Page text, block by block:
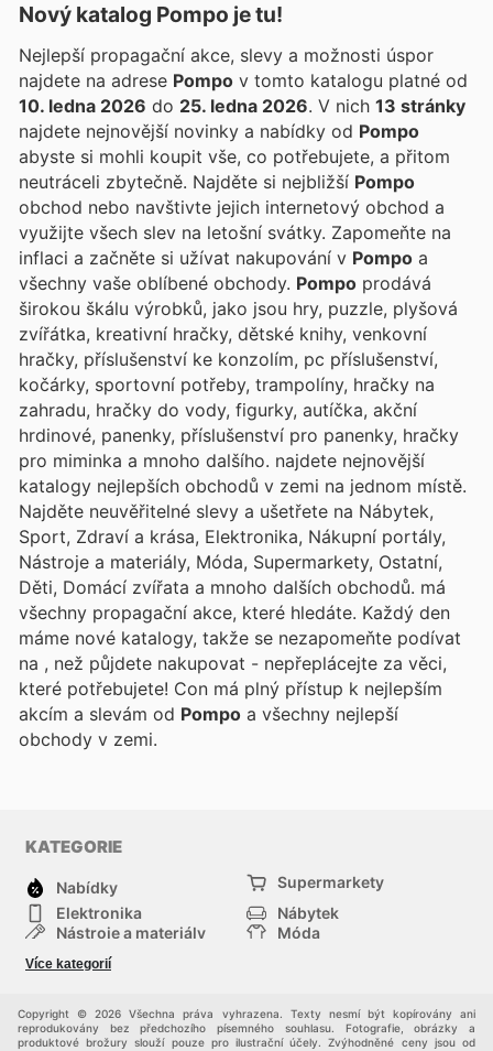
Nový katalog Pompo je tu!
Nejlepší propagační akce, slevy a možnosti úspor
najdete na adrese Pompo v tomto katalogu platné od
10. ledna 2026 do 25. ledna 2026 . V nich 13 stránky
najdete nejnovější novinky a nabídky od Pompo
abyste si mohli koupit vše, co potřebujete, a přitom
neutráceli zbytečně. Najděte si nejbližší Pompo
obchod nebo navštivte jejich internetový obchod a
využijte všech slev na letošní svátky. Zapomeňte na
inflaci a začněte si užívat nakupování v Pompo a
všechny vaše oblíbené obchody. Pompo prodává
širokou škálu výrobků, jako jsou hry, puzzle, plyšová
zvířátka, kreativní hračky, dětské knihy, venkovní
hračky, příslušenství ke konzolím, pc příslušenství,
kočárky, sportovní potřeby, trampolíny, hračky na
zahradu, hračky do vody, figurky, autíčka, akční
hrdinové, panenky, příslušenství pro panenky, hračky
pro miminka a mnoho dalšího. najdete nejnovější
katalogy nejlepších obchodů v zemi na jednom místě.
Najděte neuvěřitelné slevy a ušetřete na Nábytek,
Sport, Zdraví a krása, Elektronika, Nákupní portály,
Nástroje a materiály, Móda, Supermarkety, Ostatní,
Děti, Domácí zvířata a mnoho dalších obchodů. má
všechny propagační akce, které hledáte. Každý den
máme nové katalogy, takže se nezapomeňte podívat
na , než půjdete nakupovat - nepřeplácejte za věci,
které potřebujete! Con má plný přístup k nejlepším
akcím a slevám od Pompo a všechny nejlepší
obchody v zemi.
KATEGORIE
Nabídky
Supermarkety
Elektronika
Nábytek
Nástroje a materiály
Móda
Děti
Více kategorií
Copyright © 2026 Všechna práva vyhrazena. Texty nesmí být kopírovány ani
reprodukovány bez předchozího písemného souhlasu. Fotografie, obrázky a
produktové brožury slouží pouze pro ilustrační účely. Zvýhodněné ceny jsou od